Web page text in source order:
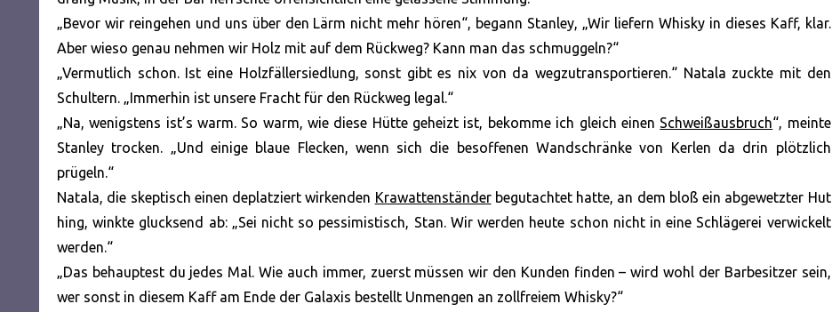
„Bevor wir reingehen und uns über den Lärm nicht mehr hören“, begann Stanley, „Wir liefern Whisky in dieses Kaff, klar.
Aber wieso genau nehmen wir Holz mit auf dem Rückweg? Kann man das schmuggeln?“
„Vermutlich schon. Ist eine Holzfällersiedlung, sonst gibt es nix von da wegzutransportieren.“ Natala zuckte mit den
Schultern. „Immerhin ist unsere Fracht für den Rückweg legal.“
„Na, wenigstens ist’s warm. So warm, wie diese Hütte geheizt ist, bekomme ich gleich einen Schweißausbruch“, meinte
Stanley trocken. „Und einige blaue Flecken, wenn sich die besoffenen Wandschränke von Kerlen da drin plötzlich
prügeln.“
Natala, die skeptisch einen deplatziert wirkenden Krawattenständerbegutachtet hatte, an dem bloß ein abgewetzter Hut
hing, winkte glucksend ab: „Sei nicht so pessimistisch, Stan. Wir werden heute schon nicht in eine Schlägerei verwickelt
werden.“
„Das behauptest du jedes Mal. Wie auch immer, zuerst müssen wir den Kunden finden – wird wohl der Barbesitzer sein,
wer sonst in diesem Kaff am Ende der Galaxis bestellt Unmengen an zollfreiem Whisky?“